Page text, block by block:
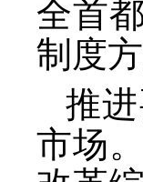
全首
制度
推
市场